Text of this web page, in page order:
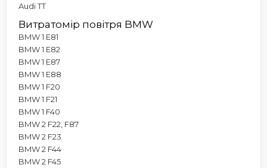
Audi TT
Витратомір повітря BMW
BMW 1 E81
BMW 1 E82
BMW 1 E87
BMW 1 E88
BMW 1 F20
BMW 1 F21
BMW 1 F40
BMW 2 F22, F87
BMW 2 F23
BMW 2 F44
BMW 2 F45